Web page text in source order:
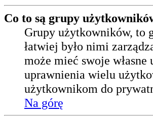
Co to są grupy
Grupy użytkowników, to
łatwiej było nimi
może mieć swoje
uprawnienia wielu
użytkownikom do
Na górę